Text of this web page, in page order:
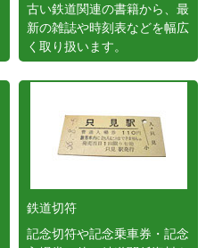
古い鉄道関連の書籍から、最
新の雑誌や時刻表などを幅広
く取り扱います。
鉄道切符
記念切符や記念乗車券・記念